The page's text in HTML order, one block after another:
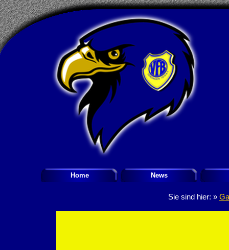
Home News
Sie sind hier: »